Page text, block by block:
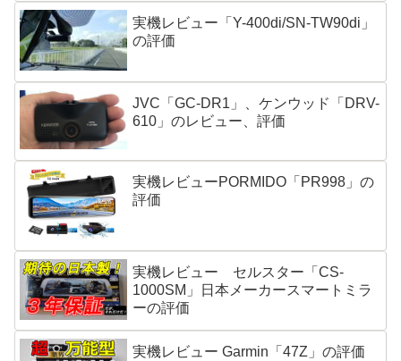
実機レビュー「Y-400di/SN-TW90di」
の評価
JVC「GC-DR1」、ケンウッド「DRV-
610」のレビュー、評価
実機レビューPORMIDO「PR998」の
評価
実機レビュー セルスター「CS-
1000SM」日本メーカースマートミラ
ーの評価
実機レビュー Garmin「47Z」の評価